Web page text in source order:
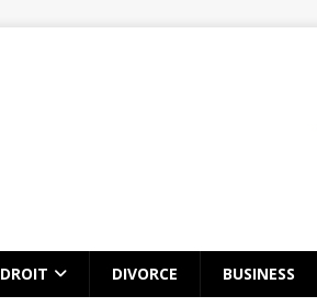
DROIT DIVORCE BUSINESS